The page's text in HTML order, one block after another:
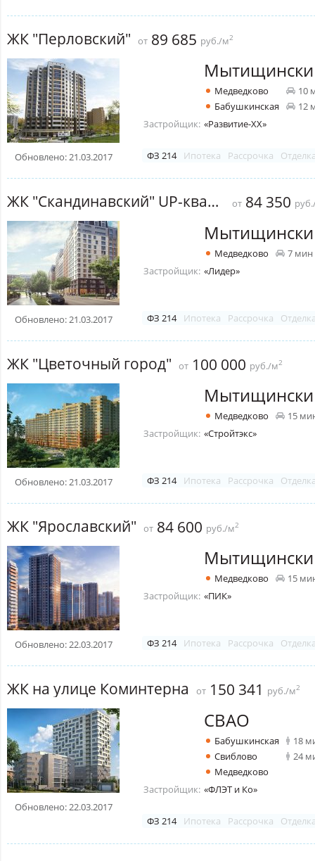
ЖК "Перловский" от 89 685 руб./м2
Обновлено: 21.03.2017
Медведково
10
Бабушкинская
12
Застройщик: «Развитие-ХХ»
ФЗ 214 Ипотека Рассрочка
ЖК "Скандинавский" UP-квартал! от 84 350
Обновлено: 21.03.2017
Медведково
7 мин
Застройщик: «Лидер»
ФЗ 214 Ипотека Рассрочка
ЖК "Цветочный город" от 100 000 руб./м2
Обновлено: 21.03.2017
Медведково
15
Застройщик: «Стройтэкс»
ФЗ 214 Ипотека Рассрочка
ЖК "Ярославский" от 84 600 руб./м2
Обновлено: 22.03.2017
Медведково
15
Застройщик: «ПИК»
ФЗ 214 Ипотека Рассрочка
ЖК на улице Коминтерна от 150 341 руб./м2
Обновлено: 22.03.2017
СВАО
Бабушкинская
18
Свиблово
24
Медведково
Застройщик: «ФЛЭТ и Ко»
ФЗ 214 Ипотека Рассрочка